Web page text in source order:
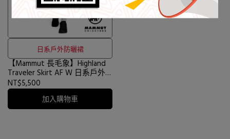
日系戶外防曬裙
【Mammut 長毛象】Highland
Traveler Skirt AF W 日系戶外
防曬裙 女款 薩凡納褐 #1023-
01080
NT$5,500
加入購物車